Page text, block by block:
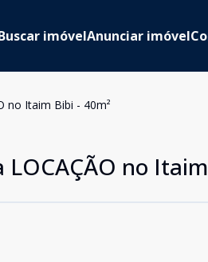
imóvelAnunciar imóvel
no Itaim Bibi - 40m²
no